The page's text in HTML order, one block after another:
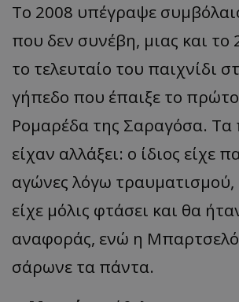
Το 2008 υπέγραψε
που δεν συνέβη, μιας και το
το τελευταίο του παιχνίδι
γήπεδο που έπαιξε το
Ρομαρέδα της Σαραγόσα.
είχαν αλλάξει: ο ίδιος είχε
αγώνες λόγω τραυματισμού,
είχε μόλις φτάσει και θα
αναφοράς, ενώ η
σάρωνε τα πάντα.